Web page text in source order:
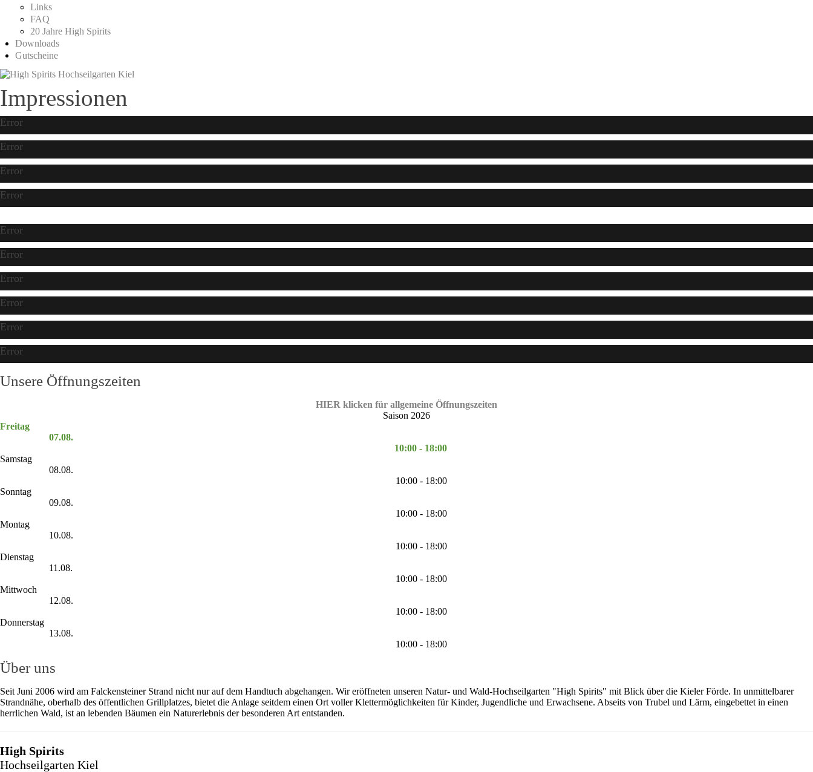
Links
FAQ
20 Jahre High Spirits
Downloads
Gutscheine
Impressionen
Error
Error
Error
Error
Error
Error
Error
Error
Error
Error
Unsere Öffnungszeiten
HIER klicken für allgemeine Öffnungszeiten
Saison 2026
Freitag
07.08.
10:00 - 18:00
Samstag
08.08.
10:00 - 18:00
Sonntag
09.08.
10:00 - 18:00
Montag
10.08.
10:00 - 18:00
Dienstag
11.08.
10:00 - 18:00
Mittwoch
12.08.
10:00 - 18:00
Donnerstag
13.08.
10:00 - 18:00
Über uns
Seit Juni 2006 wird am Falckensteiner Strand nicht nur auf dem Handtuch abgehangen. Wir eröffneten unseren Natur- und Wald-Hochseilgarten "High Spirits" mit Blick über die Kieler Förde. In unmittelbarer
Strandnähe, oberhalb des öffentlichen Grillplatzes, bietet die Anlage seitdem einen Ort voller Klettermöglichkeiten für Kinder, Jugendliche und Erwachsene. Abseits von Trubel und Lärm, eingebettet in einen
herrlichen Wald, ist an lebenden Bäumen ein Naturerlebnis der besonderen Art entstanden.
High Spirits
Hochseilgarten Kiel